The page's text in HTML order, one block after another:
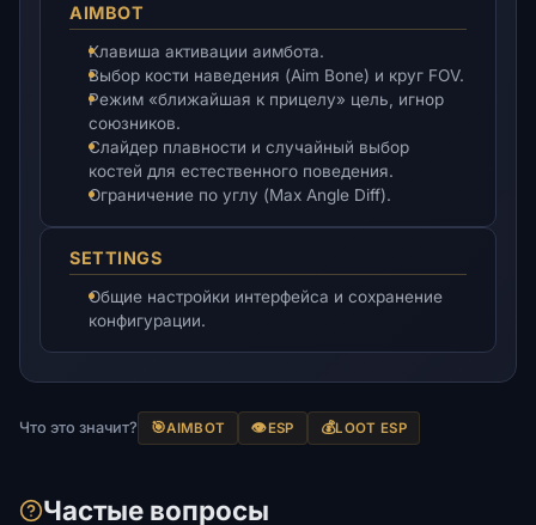
AIMBOT
Клавиша активации аимбота.
Выбор кости наведения (Aim Bone) и круг FOV.
Режим «ближайшая к прицелу» цель, игнор
союзников.
Слайдер плавности и случайный выбор
костей для естественного поведения.
Ограничение по углу (Max Angle Diff).
SETTINGS
Общие настройки интерфейса и сохранение
конфигурации.
Что это значит? 🎯AIMBOT 👁️ESP 💰LOOT ESP
Частые вопросы